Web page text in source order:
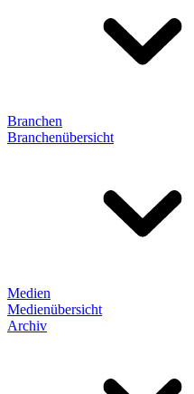
Branchen
Branchenübersicht
Medien
Medienübersicht
Archiv